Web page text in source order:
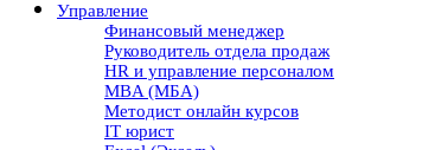
Управление
Финансовый менеджер
Руководитель отдела продаж
HR и управление персоналом
MBA (МБА)
Методист онлайн курсов
IT юрист